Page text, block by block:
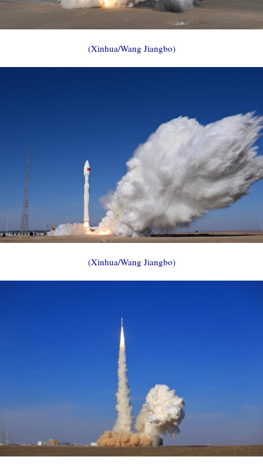
(Xinhua/Wang Jiangbo)
(Xinhua/Wang Jiangbo)